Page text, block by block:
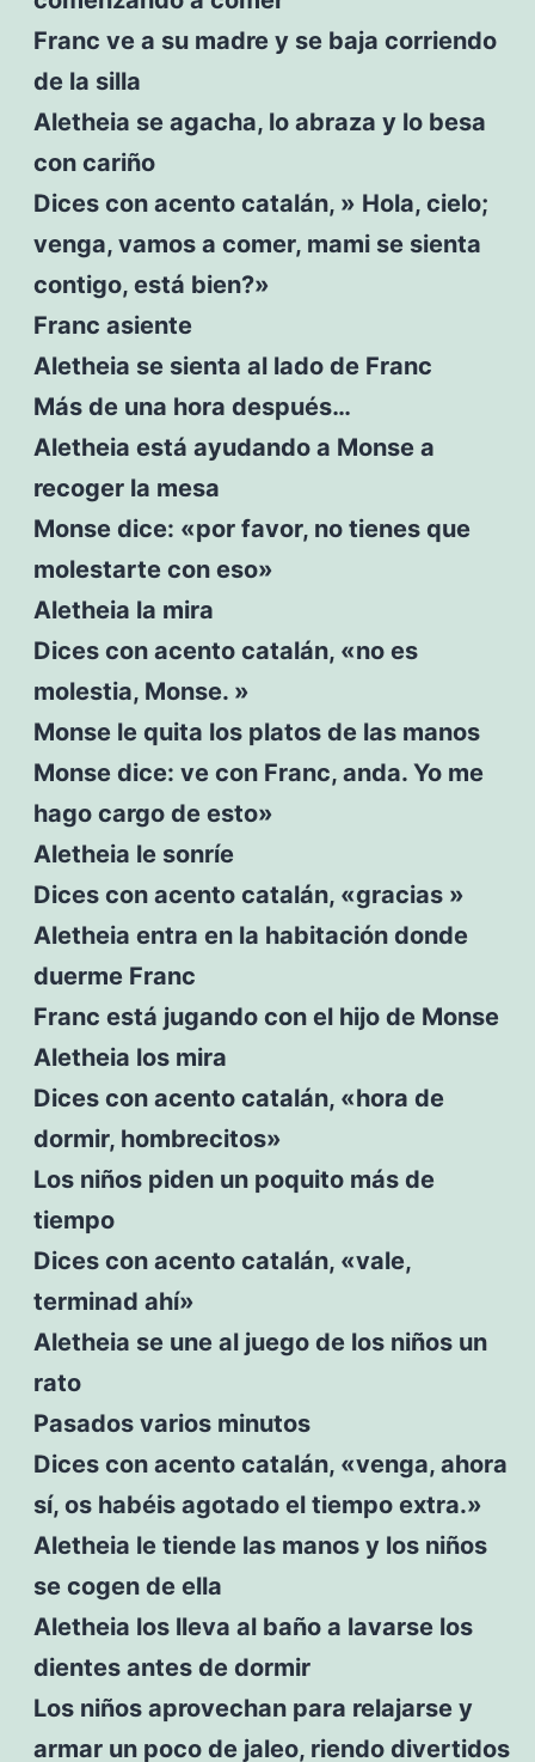
Franc ve a su madre y se baja corriendo
de la silla
Aletheia se agacha, lo abraza y lo besa
con cariño
Dices con acento catalán, » Hola, cielo;
venga, vamos a comer, mami se sienta
contigo, está bien?»
Franc asiente
Aletheia se sienta al lado de Franc
Más de una hora después…
Aletheia está ayudando a Monse a
recoger la mesa
Monse dice: «por favor, no tienes que
molestarte con eso»
Aletheia la mira
Dices con acento catalán, «no es
molestia, Monse. »
Monse le quita los platos de las manos
Monse dice: ve con Franc, anda. Yo me
hago cargo de esto»
Aletheia le sonríe
Dices con acento catalán, «gracias »
Aletheia entra en la habitación donde
duerme Franc
Franc está jugando con el hijo de Monse
Aletheia los mira
Dices con acento catalán, «hora de
dormir, hombrecitos»
Los niños piden un poquito más de
tiempo
Dices con acento catalán, «vale,
terminad ahí»
Aletheia se une al juego de los niños un
rato
Pasados varios minutos
Dices con acento catalán, «venga, ahora
sí, os habéis agotado el tiempo extra.»
Aletheia le tiende las manos y los niños
se cogen de ella
Aletheia los lleva al baño a lavarse los
dientes antes de dormir
Los niños aprovechan para relajarse y
armar un poco de jaleo, riendo divertidos